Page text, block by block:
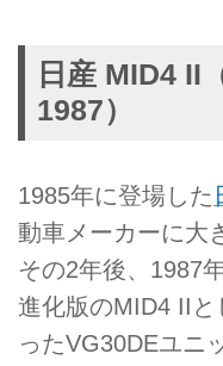
日産 MID4 II
1987）
1985年に登場した
動車メーカーに大
その2年後、1987
進化版のMID4 II
ったVG30DEユニ